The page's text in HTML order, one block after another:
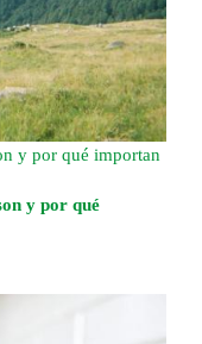
y por qué importan
y por qué